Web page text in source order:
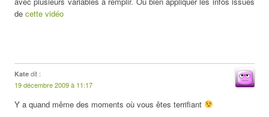
de cette vidéo
Kate dit :
19 décembre 2009 à 11:17
Y a quand même des moments où vous êtes terrifiant